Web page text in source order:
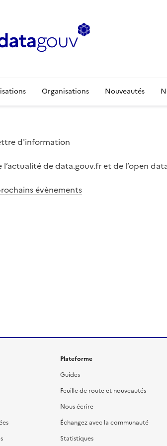
Organisations Nouveautés
d'information
l’actualité de data.gouv.fr et de l’open
évènements
Plateforme
Guides
Feuille de route et nouveautés
Nous écrire
Échangez avec la communauté
Statistiques